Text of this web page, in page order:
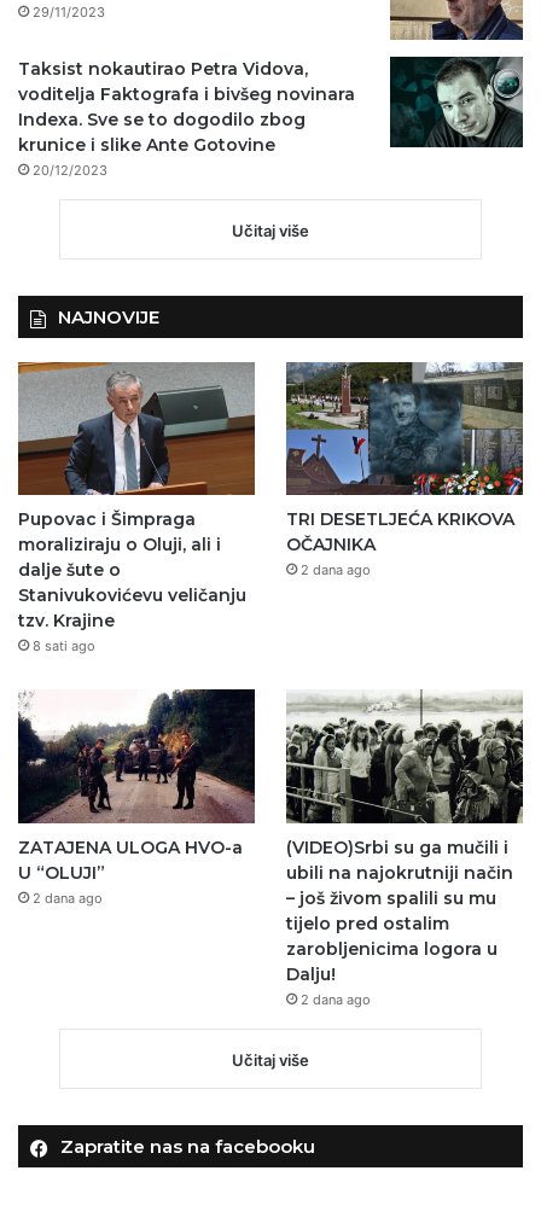
29/11/2023
Taksist nokautirao Petra Vidova,
voditelja Faktografa i bivšeg novinara
Indexa. Sve se to dogodilo zbog
krunice i slike Ante Gotovine
20/12/2023
Učitaj više
NAJNOVIJE
Pupovac i Šimpraga
moraliziraju o Oluji, ali i
dalje šute o
Stanivukovićevu veličanju
tzv. Krajine
8 sati ago
TRI DESETLJEĆA KRIKOVA
OČAJNIKA
2 dana ago
ZATAJENA ULOGA HVO-a
U “OLUJI”
2 dana ago
(VIDEO)Srbi su ga mučili i
ubili na najokrutniji način
– još živom spalili su mu
tijelo pred ostalim
zarobljenicima logora u
Dalju!
2 dana ago
Učitaj više
Zapratite nas na facebooku